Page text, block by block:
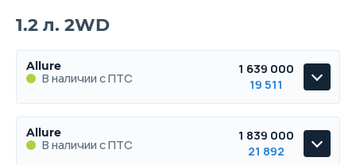
1.2 л. 2WD
Allure
В наличии с ПТС
1 639 000
19 511
Allure
В наличии с ПТС
Allure
В наличии с ПТС
1 839 000
21 892